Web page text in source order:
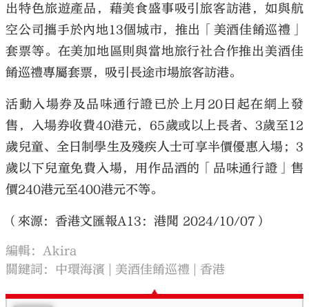
出特色旅遊產品，藉美食盛事吸引旅客訪港，如與航
空公司攜手於內地13個城市，推出「美酒佳餚巡禮」
套票等。在美加地區則與當地旅行社合作推出美酒佳
餚巡禮專屬套票，吸引長途市場旅客訪港。
活動入場券及品味通行證已於上月20日起在網上發
售，入場券收費40港元，65歲或以上長者、3歲至12
歲兒童、全日制學生及殘疾人士可享半價優惠入場；3
歲以下兒童免費入場，用作品酒的「品味通行證」售
價240港元至400港元不等。
（來源：香港文匯報A13：港聞 2024/10/07）
編輯：Akira
關鍵詞： 中環海濱 美酒佳餚巡禮 香港